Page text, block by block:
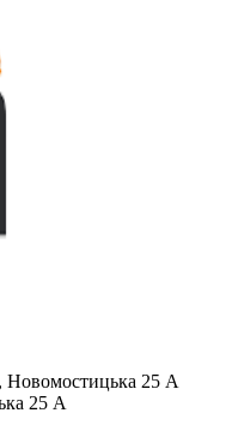
Новомостицька 25 А
25 А